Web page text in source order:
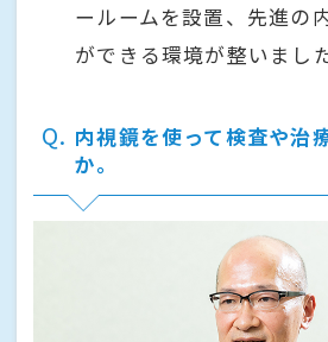
ールームを設置、先進の
ができる環境が整いました
Q
内視鏡を使って検査や治
か。